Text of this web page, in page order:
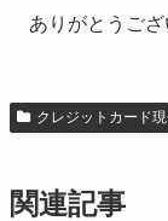
ありがとうござ
クレジットカード
関連記事